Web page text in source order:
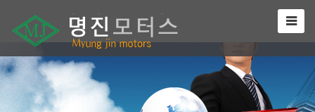
Sketchbook5, 스케치북5